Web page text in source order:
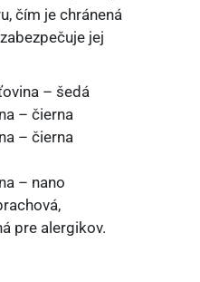
čím je chránená
jej
– šedá
nano
pre alergikov.